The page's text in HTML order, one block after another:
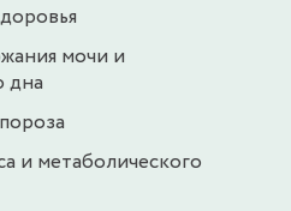
мочи и
дна
и метаболического